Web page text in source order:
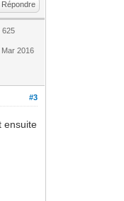
Répondre
625
2016
#3
ensuite